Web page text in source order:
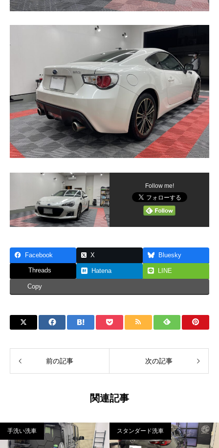
Follow me!
Facebook X Bluesky
Threads Hatena LINE
Copy
前の記事 次の記事
関連記事
手洗い洗車 スタンダード洗車